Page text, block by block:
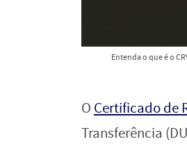
Entenda o que é o
O Certificado de
Transferência